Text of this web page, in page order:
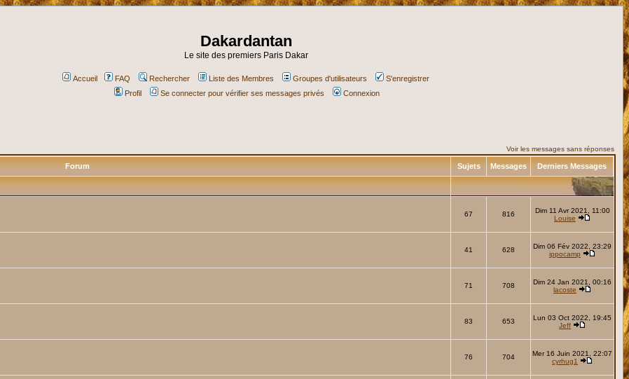
Dakardantan
Le site des premiers Paris Dakar
Accueil FAQ Rechercher Liste des Membres Groupes d'utilisateurs
S'enregistrer
Profil
Se connecter pour vérifier ses messages privés Connexion
Voir les messages sans réponses
Forum Sujets Messages Derniers Messages
67 816
Dim 11 Avr 2021, 11:00
Louise
41 628
Dim 06 Fév 2022, 23:29
ippocamp
71 708
Dim 24 Jan 2021, 00:16
lacoste
83 653
Lun 03 Oct 2022, 19:45
Jeff
76 704
Mer 16 Juin 2021, 22:07
cyrhug1